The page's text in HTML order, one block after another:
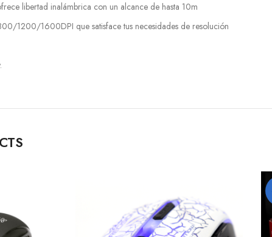
libertad inalámbrica con un alcance de hasta 10m
1200/1600DPI que satisface tus necesidades de resolución